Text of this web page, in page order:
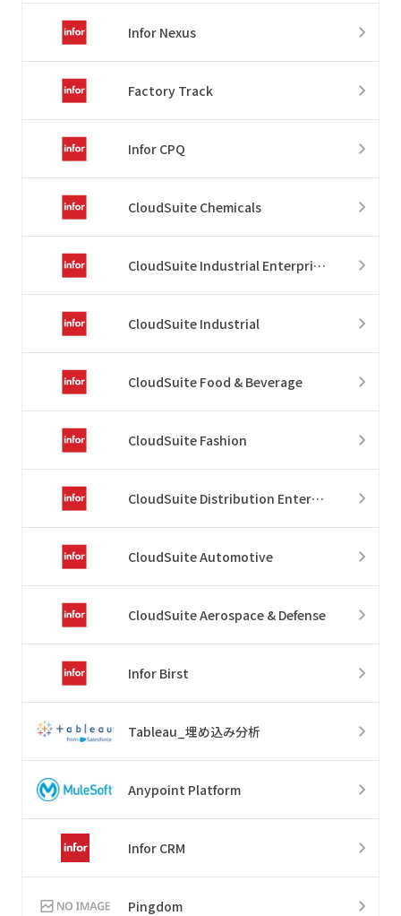
Infor Nexus
Factory Track
Infor CPQ
CloudSuite Chemicals
CloudSuite Industrial Enterprise
CloudSuite Industrial
CloudSuite Food & Beverage
CloudSuite Fashion
CloudSuite Distribution Enterprise
CloudSuite Automotive
CloudSuite Aerospace & Defense
Infor Birst
Tableau_埋め込み分析
Anypoint Platform
Infor CRM
Pingdom